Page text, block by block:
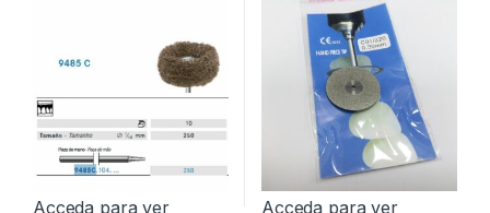
Acceda para ver
Acceda para ver